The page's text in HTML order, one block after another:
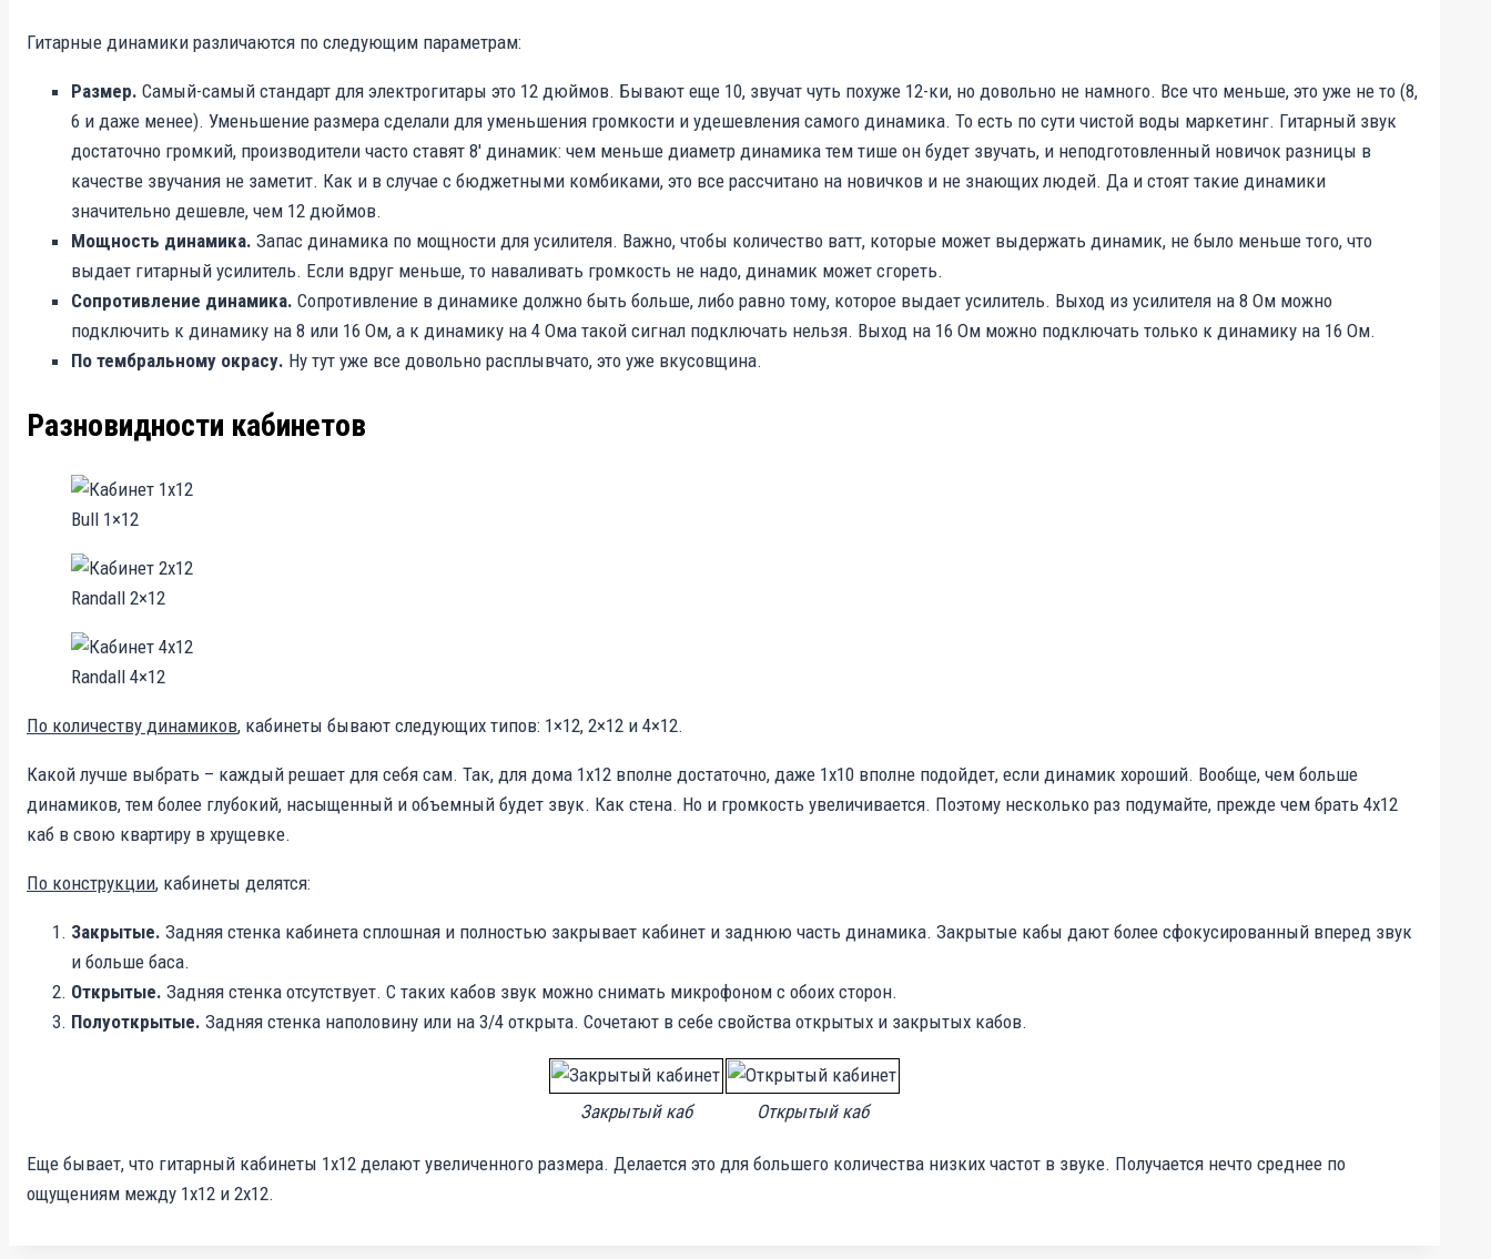
Гитарные динамики различаются по следующим параметрам:
Размер. Самый-самый стандарт для электрогитары это 12 дюймов. Бывают еще 10, звучат чуть похуже 12-ки, но довольно не намного. Все что меньше, это уже не то (8,
6 и даже менее). Уменьшение размера сделали для уменьшения громкости и удешевления самого динамика. То есть по сути чистой воды маркетинг. Гитарный звук
достаточно громкий, производители часто ставят 8′ динамик: чем меньше диаметр динамика тем тише он будет звучать, и неподготовленный новичок разницы в
качестве звучания не заметит. Как и в случае с бюджетными комбиками, это все рассчитано на новичков и не знающих людей. Да и стоят такие динамики
значительно дешевле, чем 12 дюймов.
Мощность динамика. Запас динамика по мощности для усилителя. Важно, чтобы количество ватт, которые может выдержать динамик, не было меньше того, что
выдает гитарный усилитель. Если вдруг меньше, то наваливать громкость не надо, динамик может сгореть.
Сопротивление динамика. Сопротивление в динамике должно быть больше, либо равно тому, которое выдает усилитель. Выход из усилителя на 8 Ом можно
подключить к динамику на 8 или 16 Ом, а к динамику на 4 Ома такой сигнал подключать нельзя. Выход на 16 Ом можно подключать только к динамику на 16 Ом.
По тембральному окрасу. Ну тут уже все довольно расплывчато, это уже вкусовщина.
Разновидности кабинетов
Bull 1×12
Randall 2×12
Randall 4×12
По количеству динамиков, кабинеты бывают следующих типов: 1×12, 2×12 и 4×12.
Какой лучше выбрать – каждый решает для себя сам. Так, для дома 1х12 вполне достаточно, даже 1х10 вполне подойдет, если динамик хороший. Вообще, чем больше
динамиков, тем более глубокий, насыщенный и объемный будет звук. Как стена. Но и громкость увеличивается. Поэтому несколько раз подумайте, прежде чем брать 4х12
каб в свою квартиру в хрущевке.
По конструкции, кабинеты делятся:
Закрытые. Задняя стенка кабинета сплошная и полностью закрывает кабинет и заднюю часть динамика. Закрытые кабы дают более сфокусированный вперед звук
и больше баса.
Открытые. Задняя стенка отсутствует. С таких кабов звук можно снимать микрофоном с обоих сторон.
Полуоткрытые. Задняя стенка наполовину или на 3/4 открыта. Сочетают в себе свойства открытых и закрытых кабов.
Закрытый каб Открытый каб
Еще бывает, что гитарный кабинеты 1х12 делают увеличенного размера. Делается это для большего количества низких частот в звуке. Получается нечто среднее по
ощущениям между 1х12 и 2х12.